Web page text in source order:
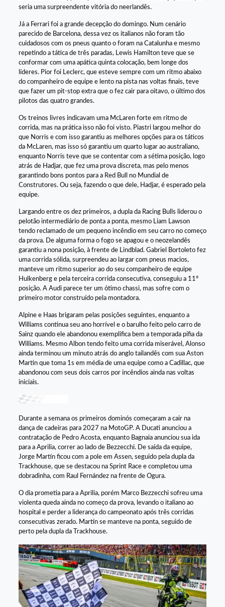
seria uma surpreendente vitória do neerlandês.
Já a Ferrari foi a grande decepção do domingo. Num cenário
parecido de Barcelona, dessa vez os italianos não foram tão
cuidadosos com os pneus quanto o foram na Catalunha e mesmo
repetindo a tática de três paradas, Lewis Hamilton teve que se
conformar com uma apática quinta colocação, bem longe dos
líderes. Pior foi Leclerc, que esteve sempre com um ritmo abaixo
do companheiro de equipe e lento na pista nas voltas finais, teve
que fazer um pit-stop extra que o fez cair para oitavo, o último dos
pilotos das quatro grandes.
Os treinos livres indicavam uma McLaren forte em ritmo de
corrida, mas na prática isso não foi visto. Piastri largou melhor do
que Norris e com isso garantiu as melhores opções para os táticos
da McLaren, mas isso só garantiu um quarto lugar ao australiano,
enquanto Norris teve que se contentar com a sétima posição, logo
atrás de Hadjar, que fez uma prova discreta, mas pelo menos
garantindo bons pontos para a Red Bull no Mundial de
Construtores. Ou seja, fazendo o que dele, Hadjar, é esperado pela
equipe.
Largando entre os dez primeiros, a dupla da Racing Bulls liderou o
pelotão intermediário de ponta a ponta, mesmo Liam Lawson
tendo reclamado de um pequeno incêndio em seu carro no começo
da prova. De alguma forma o fogo se apagou e o neozelandês
garantiu a nona posição, à frente de Lindblad. Gabriel Bortoleto fez
uma corrida sólida, surpreendeu ao largar com pneus macios,
manteve um ritmo superior ao do seu companheiro de equipe
Hulkenberg e pela terceira corrida consecutiva, conseguiu a 11º
posição. A Audi parece ter um ótimo chassi, mas sofre com o
primeiro motor construído pela montadora.
Alpine e Haas brigaram pelas posições seguintes, enquanto a
Williams continua seu ano horrível e o barulho feito pelo carro de
Sainz quando ele abandonou exemplifica bem a temporada pífia da
Williams. Mesmo Albon tendo feito uma corrida miserável, Alonso
ainda terminou um minuto atrás do anglo tailandês com sua Aston
Martin que toma 1s em média de uma equipe como a Cadillac, que
abandonou com seus dois carros por incêndios ainda nas voltas
iniciais.
Durante a semana os primeiros dominós começaram a cair na
dança de cadeiras para 2027 na MotoGP. A Ducati anunciou a
contratação de Pedro Acosta, enquanto Bagnaia anunciou sua ida
para a Aprilia, correr ao lado de Bezzecchi. De saída da equipe,
Jorge Martín ficou com a pole em Assen, seguido pela dupla da
Trackhouse, que se destacou na Sprint Race e completou uma
dobradinha, com Raul Fernández na frente de Ogura.
O dia prometia para a Aprilia, porém Marco Bezzecchi sofreu uma
violenta queda ainda no começo da prova, levando o italiano ao
hospital e perder a liderança do campeonato após três corridas
consecutivas zerado. Martín se manteve na ponta, seguido de
perto pela dupla da Trackhouse.